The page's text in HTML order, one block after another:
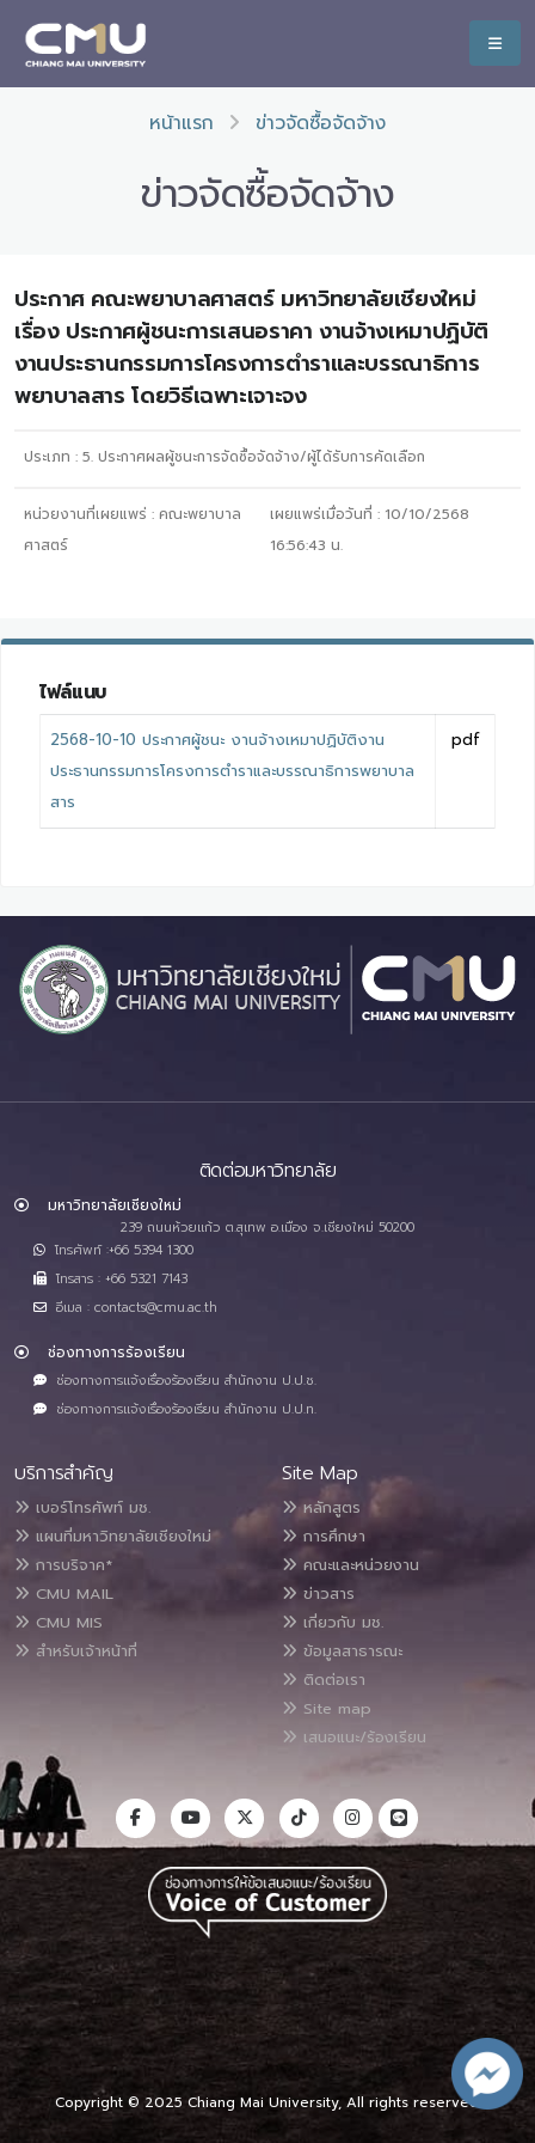
หน้าแรก ข่าวจัดซื้อจัดจ้าง
ข่าวจัดซื้อจัดจ้าง
ประกาศ คณะพยาบาลศาสตร์ มหาวิทยาลัยเชียงใหม่
เรื่อง ประกาศผู้ชนะการเสนอราคา งานจ้างเหมาปฏิบัติ
งานประธานกรรมการโครงการตำราและบรรณาธิการ
พยาบาลสาร โดยวิธีเฉพาะเจาะจง
ประเภท : 5. ประกาศผลผู้ชนะการจัดซื้อจัดจ้าง/ผู้ได้รับการคัดเลือก
หน่วยงานที่เผยแพร่ : คณะพยาบาล
ศาสตร์
เผยแพร่เมื่อวันที่ : 10/10/2568
16:56:43 น.
ไฟล์แนบ
2568-10-10 ประกาศผู้ชนะ งานจ้างเหมาปฏิบัติงาน
ประธานกรรมการโครงการตำราและบรรณาธิการพยาบาล
สาร
pdf
ติดต่อมหาวิทยาลัย
มหาวิทยาลัยเชียงใหม่
239 ถนนห้วยแก้ว ต.สุเทพ อ.เมือง จ.เชียงใหม่ 50200
โทรศัพท์ :+66 5394 1300
โทรสาร : +66 5321 7143
อีเมล : contacts@cmu.ac.th
ช่องทางการร้องเรียน
ช่องทางการแจ้งเรื่องร้องเรียน สำนักงาน ป.ป.ช.
ช่องทางการแจ้งเรื่องร้องเรียน สำนักงาน ป.ป.ท.
บริการสำคัญ
เบอร์โทรศัพท์ มช.
แผนที่มหาวิทยาลัยเชียงใหม่
การบริจาค*
CMU MAIL
CMU MIS
สำหรับเจ้าหน้าที่
Site Map
หลักสูตร
การศึกษา
คณะและหน่วยงาน
ข่าวสาร
เกี่ยวกับ มช.
ข้อมูลสาธารณะ
ติดต่อเรา
Site map
เสนอแนะ/ร้องเรียน
Copyright © 2025 Chiang Mai University, All rights reserved.